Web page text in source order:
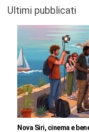
Ultimi pubblicati
Nova Siri, cinema e